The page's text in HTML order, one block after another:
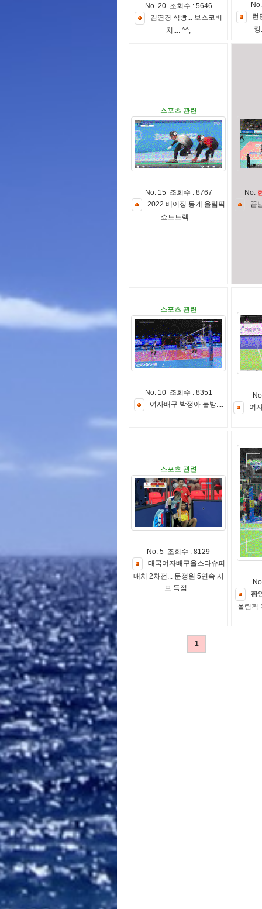
No. 20 조회수 : 5646
김 연 경 식 빵... 보스코비
치 .... ^^;
런
킹.
스포츠 관련
No. 15 조회수 : 8767
2022 베 이 징 동계 올림 픽
쇼트트랙....
No.
끝
스포츠 관련
No. 10 조회수 : 8351
여자배 구 박정아 눕방....
여
스포츠 관련
No. 5 조회수 : 8129
태 국여자배 구올스타슈퍼
매 치 2차전 ... 문정원 5연 속 서
브 득점 ...
황
올림 픽
1